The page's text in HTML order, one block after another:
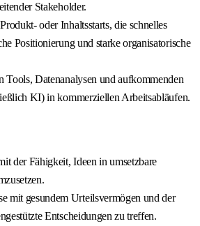
Stakeholder.
oder Inhaltsstarts, die schnelles
Positionierung und starke organisatorische
Tools, Datenanalysen und aufkommenden
KI) in kommerziellen Arbeitsabläufen.
der Fähigkeit, Ideen in umsetzbare
mit gesundem Urteilsvermögen und der
Entscheidungen zu treffen.